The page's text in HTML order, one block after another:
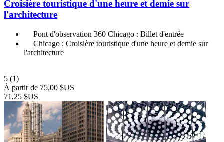
Croisière touristique d'une heure et demie sur
l'architecture
Pont d'observation 360 Chicago : Billet d'entrée
Chicago : Croisière touristique d'une heure et demie sur
l'architecture
5 (1)
À partir de 75,00 $US
71,25 $US